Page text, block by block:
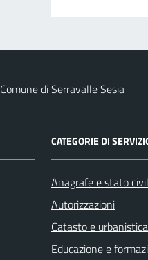
Comune di Serravalle Sesia
CATEGORIE DI
Anagrafe e stato
Autorizzazioni
Catasto e urbanistica
Educazione e